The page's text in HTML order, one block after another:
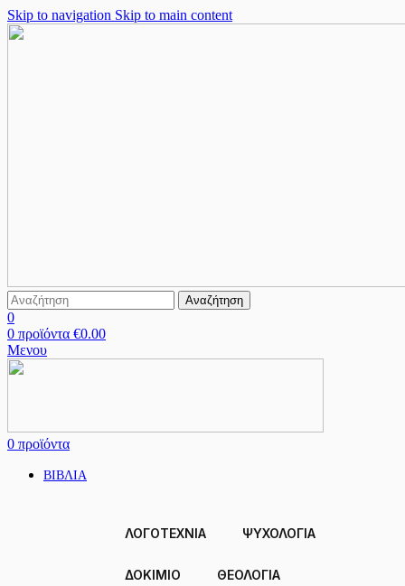
Skip to navigation Skip to main content
Αναζήτηση
0
0 προϊόντα €0.00
Μενου
0 προϊόντα
ΒΙΒΛΙΑ
ΛΟΓΟΤΕΧΝΙΑ ΨΥΧΟΛΟΓΙΑ
ΔΟΚΊΜΙΟ ΘΕΟΛΟΓΙΑ